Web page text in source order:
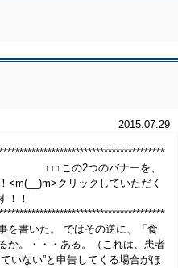
2015.07.29
のバナーを、
<m(__)m>クリックしていただく
！！
を書いた。 ではその逆に、「食
か。・・・ある。（これは、患者
いない”と申告してくる場合がほ